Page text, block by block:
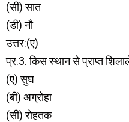
(सी) सात
(डी) नौ
उत्तर:(ए)
प्र.3. किस स्थान से प्राप्त
(ए) सुघ
(बी) अग्रोहा
(सी) रोहतक